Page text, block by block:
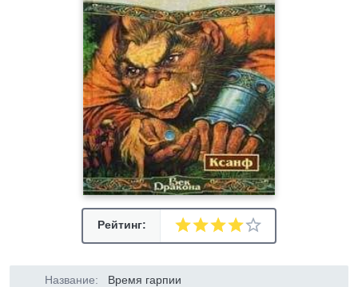
Рейтинг:
Название: Время гарпии